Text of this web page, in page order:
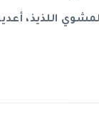
اللذيذ،